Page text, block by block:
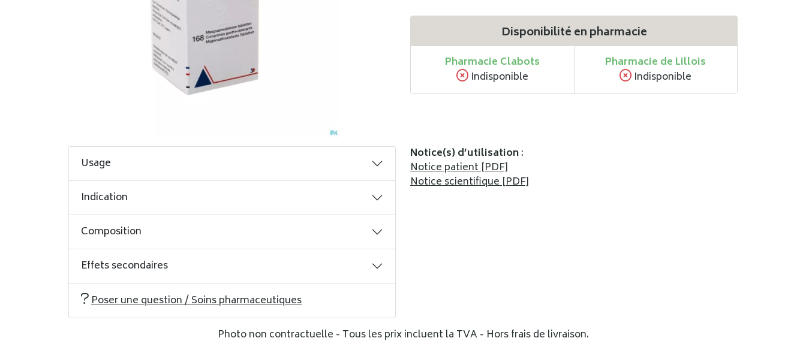
Disponibilité en pharmacie
Pharmacie Clabots
Indisponible
Pharmacie de Lillois
Indisponible
Usage
Indication
Composition
Effets secondaires
Poser une question / Soins pharmaceutiques
Notice(s) d’utilisation:
Notice patient [PDF]
Notice scientifique [PDF]
Photo non contractuelle - Tous les prix incluent la TVA - Hors frais de livraison.